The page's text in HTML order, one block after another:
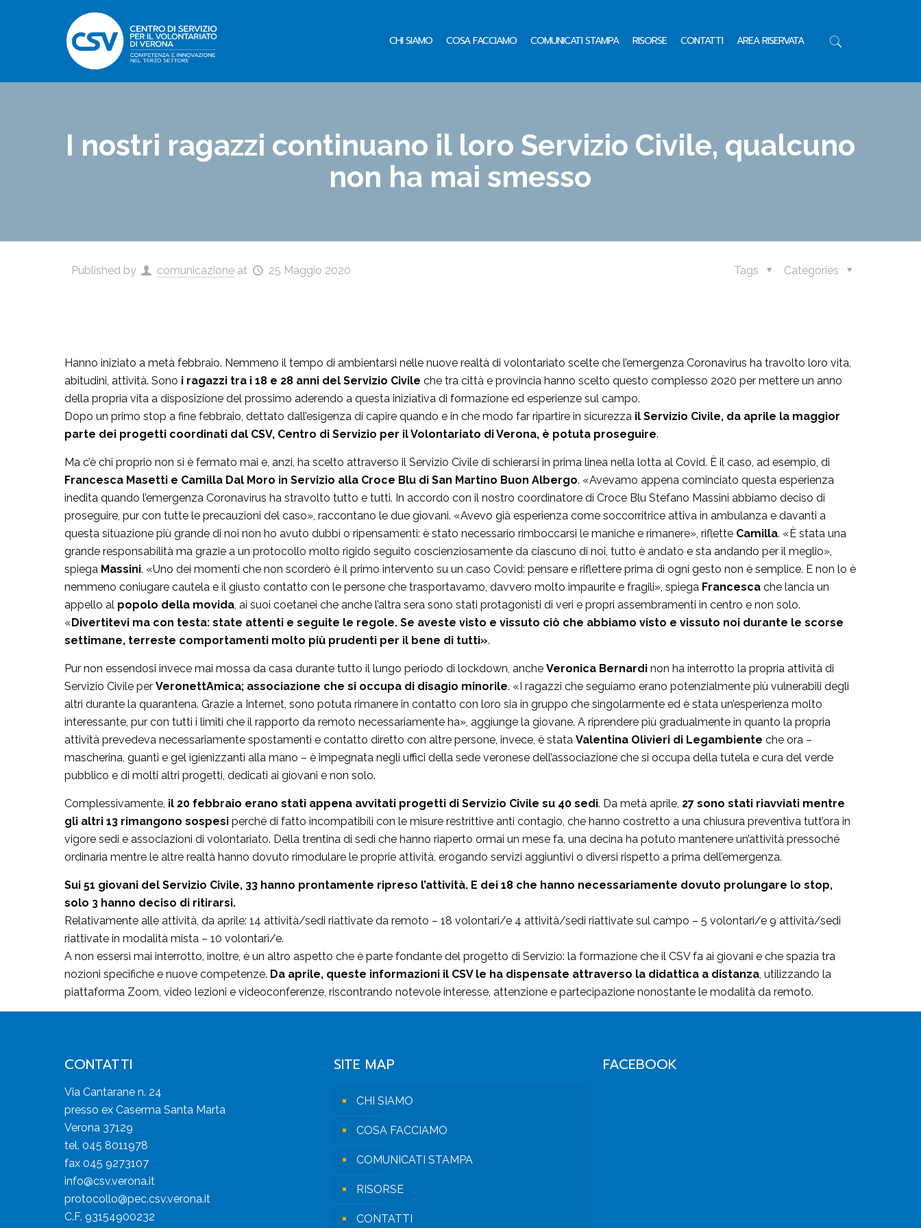
CHI SIAMO COSA FACCIAMO COMUNICATI STAMPA RISORSE CONTATTI AREA RISERVATA
I nostri ragazzi continuano il loro Servizio Civile, qualcuno
non ha mai smesso
Published by comunicazione at 25 Maggio 2020 Categories
Tags
Hanno iniziato a metà febbraio. Nemmeno il tempo di ambientarsi nelle nuove realtà di volontariato scelte che l’emergenza Coronavirus ha travolto loro vita,
abitudini, attività. Sono i ragazzi tra i 18 e 28 anni del Servizio Civile che tra città e provincia hanno scelto questo complesso 2020 per mettere un anno
della propria vita a disposizione del prossimo aderendo a questa iniziativa di formazione ed esperienze sul campo.
Dopo un primo stop a fine febbraio, dettato dall’esigenza di capire quando e in che modo far ripartire in sicurezza il Servizio Civile, da aprile la maggior
parte dei progetti coordinati dal CSV, Centro di Servizio per il Volontariato di Verona, è potuta proseguire.
Ma c’è chi proprio non si è fermato mai e, anzi, ha scelto attraverso il Servizio Civile di schierarsi in prima linea nella lotta al Covid. È il caso, ad esempio, di
Francesca Masetti e Camilla Dal Moro in Servizio alla Croce Blu di San Martino Buon Albergo. «Avevamo appena cominciato questa esperienza
inedita quando l’emergenza Coronavirus ha stravolto tutto e tutti. In accordo con il nostro coordinatore di Croce Blu Stefano Massini abbiamo deciso di
proseguire, pur con tutte le precauzioni del caso», raccontano le due giovani. «Avevo già esperienza come soccorritrice attiva in ambulanza e davanti a
questa situazione più grande di noi non ho avuto dubbi o ripensamenti: è stato necessario rimboccarsi le maniche e rimanere», riflette Camilla. «È stata una
grande responsabilità ma grazie a un protocollo molto rigido seguito coscienziosamente da ciascuno di noi, tutto è andato e sta andando per il meglio»,
spiegaMassini. «Uno dei momenti che non scorderò è il primo intervento su un caso Covid: pensare e riflettere prima di ogni gesto non è semplice. E non lo è
nemmeno coniugare cautela e il giusto contatto con le persone che trasportavamo, davvero molto impaurite e fragili», spiega Francescache lancia un
appello al popolo della movida, ai suoi coetanei che anche l’altra sera sono stati protagonisti di veri e propri assembramenti in centro e non solo.
«Divertitevi ma con testa: state attenti e seguite le regole. Se aveste visto e vissuto ciò che abbiamo visto e vissuto noi durante le scorse
settimane, terreste comportamenti molto più prudenti per il bene di tutti».
Pur non essendosi invece mai mossa da casa durante tutto il lungo periodo di lockdown, anche Veronica Bernardinon ha interrotto la propria attività di
Servizio Civile per VeronettAmica; associazione che si occupa di disagio minorile. «I ragazzi che seguiamo erano potenzialmente più vulnerabili degli
altri durante la quarantena. Grazie a Internet, sono potuta rimanere in contatto con loro sia in gruppo che singolarmente ed è stata un’esperienza molto
interessante, pur con tutti i limiti che il rapporto da remoto necessariamente ha», aggiunge la giovane. A riprendere più gradualmente in quanto la propria
attività prevedeva necessariamente spostamenti e contatto diretto con altre persone, invece, è stata Valentina Olivieri di Legambiente che ora –
mascherina, guanti e gel igienizzanti alla mano – è impegnata negli uffici della sede veronese dell’associazione che si occupa della tutela e cura del verde
pubblico e di molti altri progetti, dedicati ai giovani e non solo.
Complessivamente, il 20 febbraio erano stati appena avvitati progetti di Servizio Civile su 40 sedi. Da metà aprile, 27 sono stati riavviati mentre
gli altri 13 rimangono sospesiperché di fatto incompatibili con le misure restrittive anti contagio, che hanno costretto a una chiusura preventiva tutt’ora in
vigore sedi e associazioni di volontariato. Della trentina di sedi che hanno riaperto ormai un mese fa, una decina ha potuto mantenere un’attività pressoché
ordinaria mentre le altre realtà hanno dovuto rimodulare le proprie attività, erogando servizi aggiuntivi o diversi rispetto a prima dell’emergenza.
Sui 51 giovani del Servizio Civile, 33 hanno prontamente ripreso l’attività. E dei 18 che hanno necessariamente dovuto prolungare lo stop,
solo 3 hanno deciso di ritirarsi.
Relativamente alle attività, da aprile: 14 attività/sedi riattivate da remoto – 18 volontari/e 4 attività/sedi riattivate sul campo – 5 volontari/e 9 attività/sedi
riattivate in modalità mista – 10 volontari/e.
A non essersi mai interrotto, inoltre, è un altro aspetto che è parte fondante del progetto di Servizio: la formazione che il CSV fa ai giovani e che spazia tra
nozioni specifiche e nuove competenze. Da aprile, queste informazioni il CSV le ha dispensate attraverso la didattica a distanza, utilizzando la
piattaforma Zoom, video lezioni e videoconferenze, riscontrando notevole interesse, attenzione e partecipazione nonostante le modalità da remoto.
CONTATTI
Via Cantarane n. 24
presso ex Caserma Santa Marta
Verona 37129
tel. 045 8011978
fax 045 9273107
info@csv.verona.it
protocollo@pec.csv.verona.it
C.F. 93154900232
SITE MAP
CHI SIAMO
COSA FACCIAMO
COMUNICATI STAMPA
RISORSE
CONTATTI
FACEBOOK